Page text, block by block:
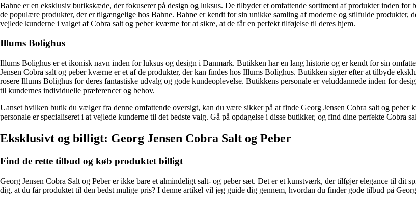
Bahne er en eksklusiv butikskæde, der fokuserer på design og luksus. De tilbyder et omfattende sortiment af produkter inden
de populære produkter, der er tilgængelige hos Bahne. Bahne er kendt for sin unikke samling af moderne og stilfulde produkter,
vejlede kunderne i valget af Cobra salt og peber kværne for at sikre, at de får en perfekt tilføjelse til deres hjem.
Illums Bolighus
Illums Bolighus er et ikonisk navn inden for luksus og design i Danmark. Butikken har en lang historie og er kendt for sin
Jensen Cobra salt og peber kværne er et af de produkter, der kan findes hos Illums Bolighus. Butikken sigter efter at tilbyde
rosere Illums Bolighus for deres fantastiske udvalg og gode kundeoplevelse. Butikkens personale er veluddannede inden for
til kundernes individuelle præferencer og behov.
Uanset hvilken butik du vælger fra denne omfattende oversigt, kan du være sikker på at finde Georg Jensen Cobra salt og
personale er specialiseret i at vejlede kunderne til det bedste valg. Gå på opdagelse i disse butikker, og find dine perfekte Cobra
Eksklusivt og billigt: Georg Jensen Cobra Salt og Peber
Find de rette tilbud og køb produktet billigt
Georg Jensen Cobra Salt og Peber er ikke bare et almindeligt salt- og peber sæt. Det er et kunstværk, der tilføjer elegance til dit
dig, at du får produktet til den bedst mulige pris? I denne artikel vil jeg guide dig gennem, hvordan du finder gode tilbud på